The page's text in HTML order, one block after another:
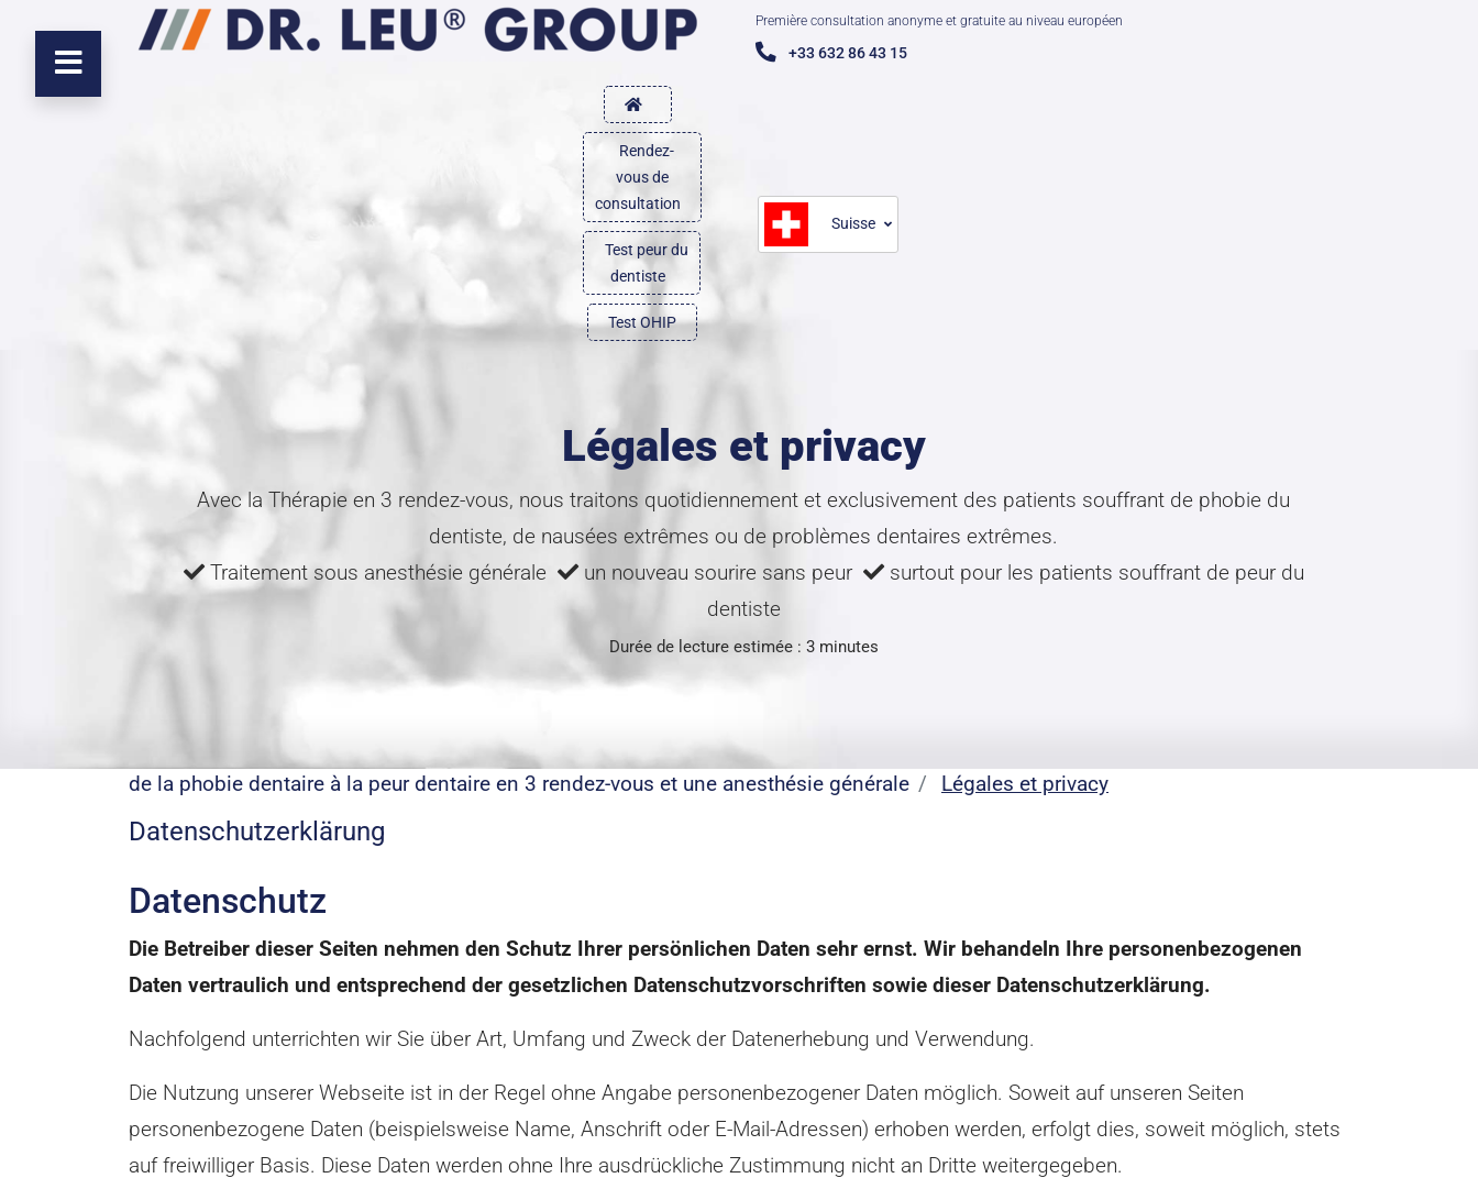
Première consultation anonyme et gratuite au niveau européen
+33 632 86 43 15
Rendez-
vous de
consultation
Test peur du
dentiste
Test OHIP
Suisse
Légales et privacy
Avec la Thérapie en 3 rendez-vous, nous traitons quotidiennement et exclusivement des patients souffrant de phobie du
dentiste, de nausées extrêmes ou de problèmes dentaires extrêmes.
Traitement sous anesthésie générale
un nouveau sourire sans peur
surtout pour les patients souffrant de peur du
dentiste
Durée de lecture estimée : 3 minutes
de la phobie dentaire à la peur dentaire en 3 rendez-vous et une anesthésie générale Légales et privacy
Datenschutzerklärung
Datenschutz
Die Betreiber dieser Seiten nehmen den Schutz Ihrer persönlichen Daten sehr ernst. Wir behandeln Ihre personenbezogenen
Daten vertraulich und entsprechend der gesetzlichen Datenschutzvorschriften sowie dieser Datenschutzerklärung.
Nachfolgend unterrichten wir Sie über Art, Umfang und Zweck der Datenerhebung und Verwendung.
Die Nutzung unserer Webseite ist in der Regel ohne Angabe personenbezogener Daten möglich. Soweit auf unseren Seiten
personenbezogene Daten (beispielsweise Name, Anschrift oder E-Mail-Adressen) erhoben werden, erfolgt dies, soweit möglich, stets
auf freiwilliger Basis. Diese Daten werden ohne Ihre ausdrückliche Zustimmung nicht an Dritte weitergegeben.